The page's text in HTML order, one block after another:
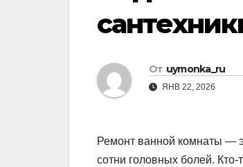
От uymonka_ru
ЯНВ 22, 2026
Ремонт ванной комнаты —
сотни головных болей. Кто-